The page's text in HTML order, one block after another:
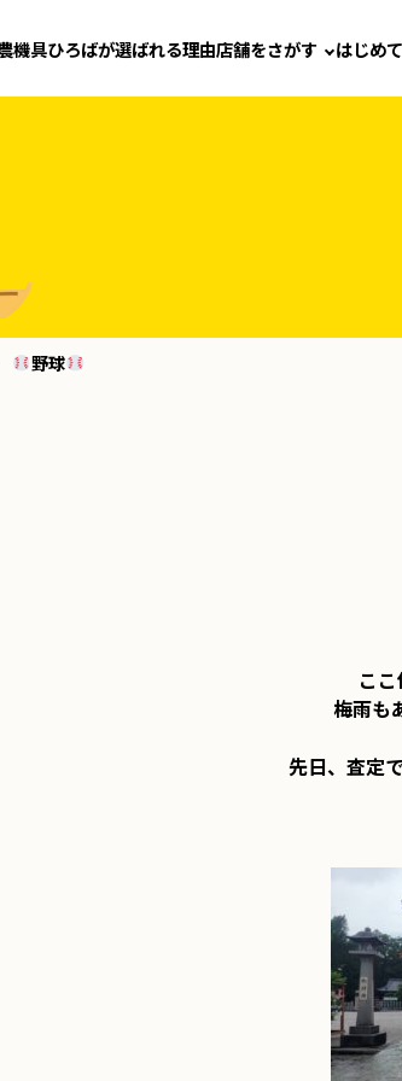
機具ひろばが選ばれる理由店舗をさがす はじめ
野球
こ
梅雨も
先日、査定